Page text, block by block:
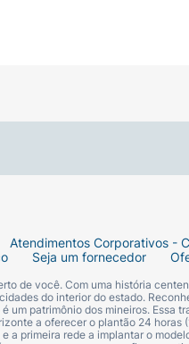
Atendimentos Corporativos -
Seja um fornecedor
de você. Com uma história
do interior do estado.
um patrimônio dos mineiros. Essa
a oferecer o plantão 24
a primeira rede a implantar o